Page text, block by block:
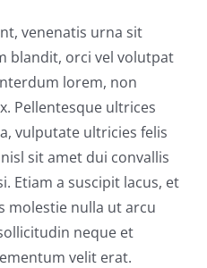
venenatis urna sit
blandit, orci vel volutpat
lorem, non
Pellentesque ultrices
vulputate ultricies felis
sit amet dui convallis
Etiam a suscipit lacus, et
molestie nulla ut arcu
neque et
velit erat.